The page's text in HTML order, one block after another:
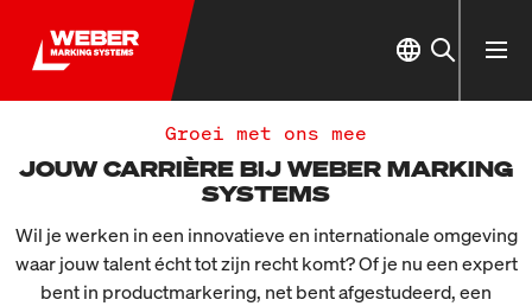
Groei met ons mee
JOUW CARRIÈRE BIJ WEBER MARKING
SYSTEMS
Wil je werken in een innovatieve en internationale omgeving
waar jouw talent écht tot zijn recht komt? Of je nu een expert
bent in productmarkering, net bent afgestudeerd, een